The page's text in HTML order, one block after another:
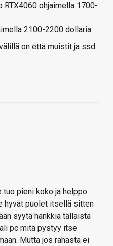
ohjaimella 1700-
2100-2200 dollaria.
on että muistit ja ssd
tuo pieni koko ja helppo
hyvät puolet itsellä sitten
syytä hankkia tällaista
pc mitä pystyy itse
Mutta jos rahasta ei